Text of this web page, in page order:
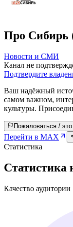
Про
Новости и СМИ
Канал не
Подтвердите
Ваш надёжный
самом важном,
культуры.
Пожаловаться /
Перейти в MAX
Статистика
Статистика
Качество аудитории